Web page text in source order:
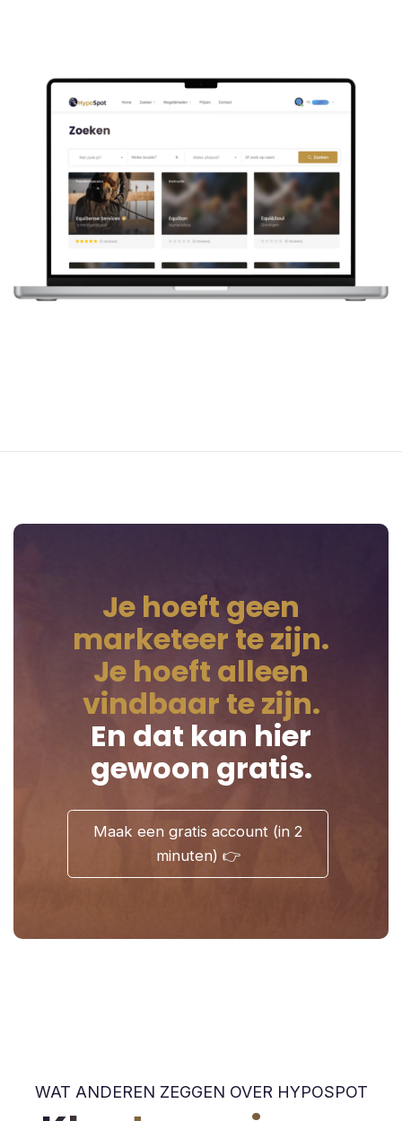
Je hoeft geen
marketeer te zijn.
Je hoeft alleen
vindbaar te zijn.
En dat kan hier
gewoon gratis.
WAT ANDEREN ZEGGEN OVER HYPOSPOT